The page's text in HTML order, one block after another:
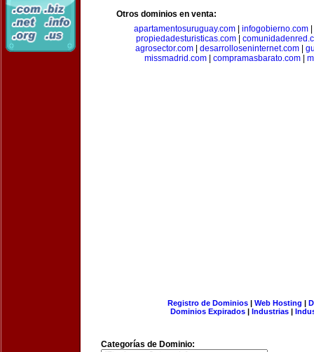
Otros dominios en venta:
apartamentosuruguay.com
infogobierno.com
propiedadesturisticas.com|
agrosector.com
desarrolloseninternet.com
missmadrid.com| compramasbarato.com|
Registro de Dominios| Web Hosting |
Dominios Expirados | Industrias |
Categorías de Dominio: